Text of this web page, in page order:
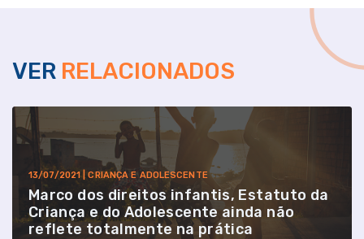
VER RELACIONADOS
13/07/2021 | CRIANÇA E ADOLESCENTE
Marco dos direitos infantis, Estatuto da
Criança e do Adolescente ainda não
reflete totalmente na prática